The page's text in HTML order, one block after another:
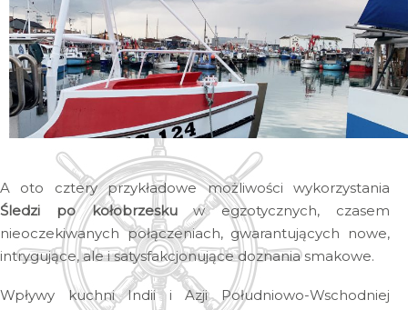
A oto cztery przykładowe możliwości wykorzystania
Śledzi po kołobrzeskuw egzotycznych, czasem
nieoczekiwanych połączeniach, gwarantujących nowe,
intrygujące, ale i satysfakcjonujące doznania smakowe.
Wpływy kuchni Indii i Azji Południowo-Wschodniej